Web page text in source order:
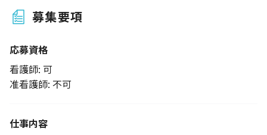
募集要項
応募資格
看護師: 可
准看護師: 不可
仕事内容